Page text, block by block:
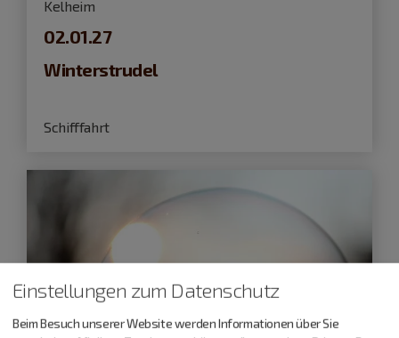
Kelheim
02.01.27
Winterstrudel
Schifffahrt
Einstellungen zum Datenschutz
Beim Besuch unserer Website werden Informationen über Sie